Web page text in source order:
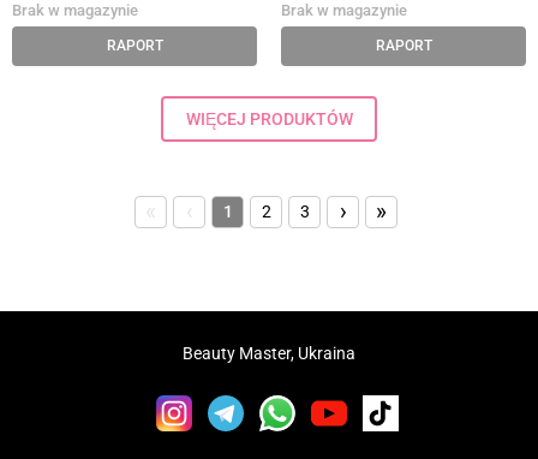
Brak w magazynie
RAPORT
Brak w magazynie
RAPORT
WIĘCEJ PRODUKTÓW
« ‹ 1 2 3 › »
Beauty Master, Ukraina